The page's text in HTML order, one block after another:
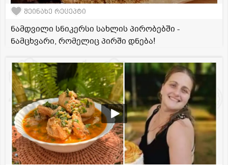
შეინახე რეცეპტი
ნამდვილი სნიკერსი სახლის პირობებში -
ნამცხვარი, რომელიც პირში დნება!